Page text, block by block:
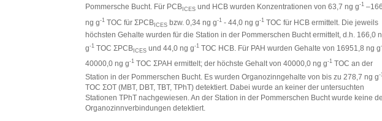
Pommersche Bucht. Für PCB ICES und HCB wurden Konzentrationen von 63,7 ng g-1
ng g-1 TOC für ΣPCBICES bzw. 0,34 ng g-1 - 44,0 ng g-1 TOC für HCB ermittelt. Die jeweils
höchsten Gehalte wurden für die Station in der Pommerschen Bucht ermittelt, d.h. 166,0
g-1 TOC ΣPCB ICES und 44,0 ng g-1 TOC HCB. Für PAH wurden Gehalte von 16951,8 ng g
40000,0 ng g-1 TOC ΣPAH ermittelt; der höchste Gehalt von 40000,0 ng g-1 TOC an der
Station in der Pommerschen Bucht. Es wurden Organozinngehalte von bis zu 278,7 ng g-
TOC ΣOT (MBT, DBT, TBT, TPhT) detektiert. Dabei wurde an keiner der untersuchten
Stationen TPhT nachgewiesen. An der Station in der Pommerschen Bucht wurde keine
Organozinnverbindungen detektiert.